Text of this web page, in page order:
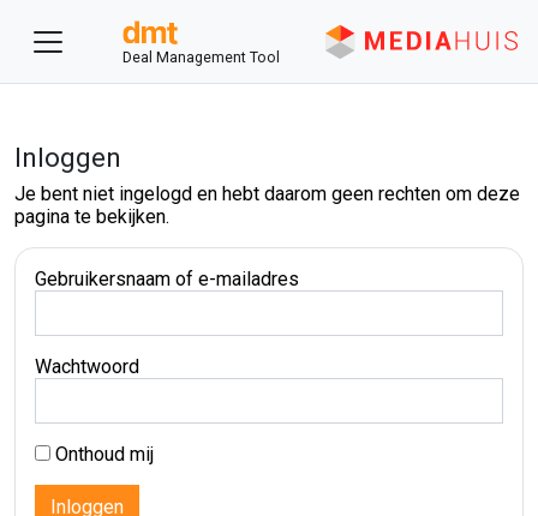
Deal Management Tool
Inloggen
Je bent niet ingelogd en hebt daarom geen rechten om deze
pagina te bekijken.
Gebruikersnaam of e-mailadres
Wachtwoord
Onthoud mij